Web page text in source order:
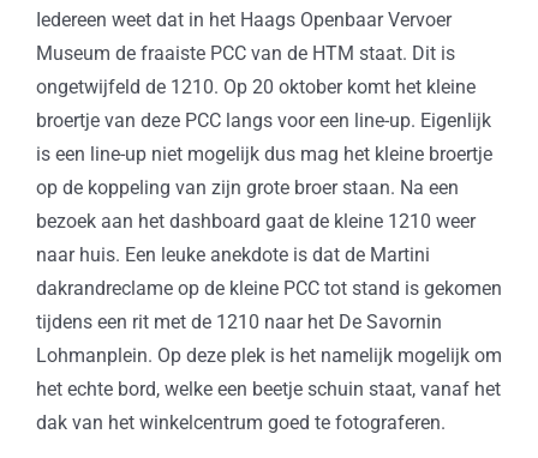
Iedereen weet dat in het Haags Openbaar Vervoer
Museum de fraaiste PCC van de HTM staat. Dit is
ongetwijfeld de 1210. Op 20 oktober komt het kleine
broertje van deze PCC langs voor een line-up. Eigenlijk
is een line-up niet mogelijk dus mag het kleine broertje
op de koppeling van zijn grote broer staan. Na een
bezoek aan het dashboard gaat de kleine 1210 weer
naar huis. Een leuke anekdote is dat de Martini
dakrandreclame op de kleine PCC tot stand is gekomen
tijdens een rit met de 1210 naar het De Savornin
Lohmanplein. Op deze plek is het namelijk mogelijk om
het echte bord, welke een beetje schuin staat, vanaf het
dak van het winkelcentrum goed te fotograferen.